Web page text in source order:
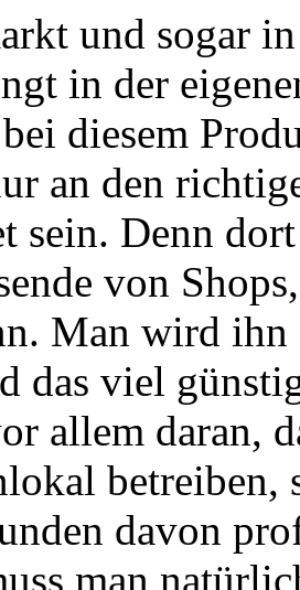
und sogar
in der
diesem
an den
sein. Denn
von
Man wird
das viel
allem daran,
betreiben,
davon
man